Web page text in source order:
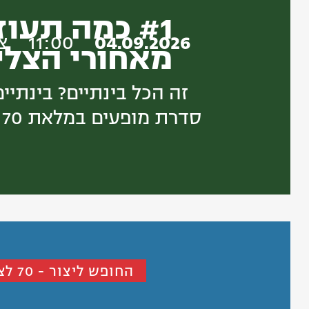
#1 כמה
מאחורי
זה הכל בינתיים?
סדרת מופעים במלאת 70 שנה לצוותא
04.09.2026
11:00
החופש ליצור - 70 לצוותא